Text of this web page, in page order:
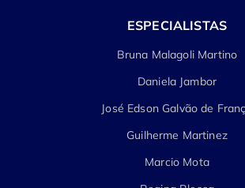
ESPECIALISTAS
Bruna Malagoli Martino
Daniela Jambor
José Edson Galvão de
Guilherme Martinez
Marcio Mota